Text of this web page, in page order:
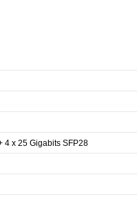
4 x 25 Gigabits SFP28